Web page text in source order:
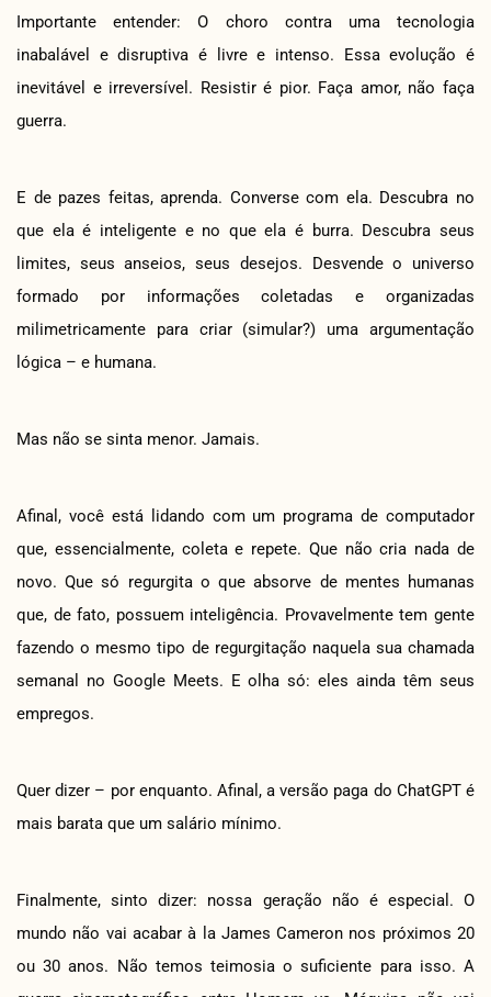
Importante entender: O choro contra uma tecnologia
inabalável e disruptiva é livre e intenso. Essa evolução é
inevitável e irreversível. Resistir é pior. Faça amor, não faça
guerra.
E de pazes feitas, aprenda. Converse com ela. Descubra no
que ela é inteligente e no que ela é burra. Descubra seus
limites, seus anseios, seus desejos. Desvende o universo
formado por informações coletadas e organizadas
milimetricamente para criar (simular?) uma argumentação
lógica – e humana.
Mas não se sinta menor. Jamais.
Afinal, você está lidando com um programa de computador
que, essencialmente, coleta e repete. Que não cria nada de
novo. Que só regurgita o que absorve de mentes humanas
que, de fato, possuem inteligência. Provavelmente tem gente
fazendo o mesmo tipo de regurgitação naquela sua chamada
semanal no Google Meets. E olha só: eles ainda têm seus
empregos.
Quer dizer – por enquanto. Afinal, a versão paga do ChatGPT é
mais barata que um salário mínimo.
Finalmente, sinto dizer: nossa geração não é especial. O
mundo não vai acabar à la James Cameron nos próximos 20
ou 30 anos. Não temos teimosia o suficiente para isso. A